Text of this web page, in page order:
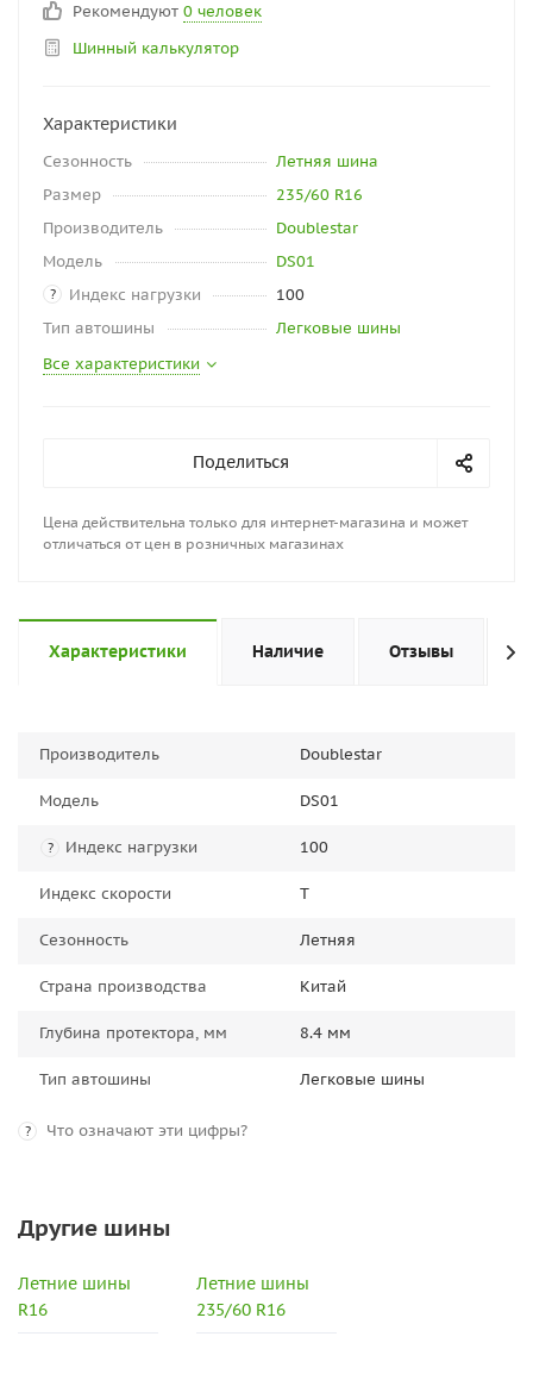
Рекомендуют 0 человек
Шинный калькулятор
Характеристики
Сезонность
Летняя шина
Размер
235/60 R16
Производитель
Doublestar
Модель
DS01
? Индекс нагрузки
100
Тип автошины
Легковые шины
Все характеристики
Поделиться
Цена действительна только для интернет-магазина и может
отличаться от цен в розничных магазинах
Характеристики Наличие Отзывы
Производитель Doublestar
Модель DS01
? Индекс нагрузки 100
Индекс скорости T
Сезонность Летняя
Страна производства Китай
Глубина протектора, мм 8.4 мм
Тип автошины Легковые шины
? Что означают эти цифры?
Другие шины
Летние шины
R16
Летние шины
235/60 R16